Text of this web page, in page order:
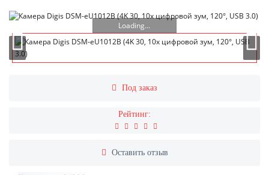
Loading...
Под заказ
Рейтинг:
Оставить отзыв